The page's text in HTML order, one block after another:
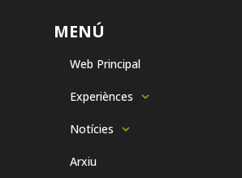
MENÚ
Web Principal
Experiènces
Notícies
Arxiu